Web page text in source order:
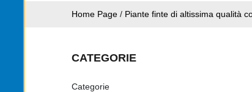
Home Page / Piante finte di altissima qualità
CATEGORIE
Categorie